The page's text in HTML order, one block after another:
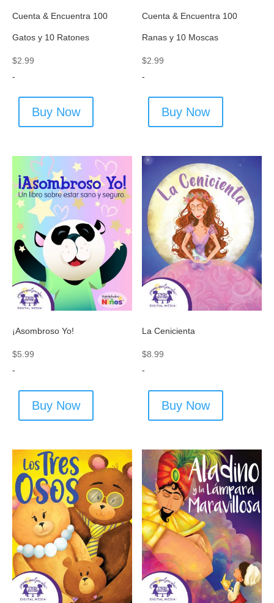
Cuenta & Encuentra 100
Gatos y 10 Ratones
$2.99
-
Buy Now
Cuenta & Encuentra 100
Ranas y 10 Moscas
$2.99
-
Buy Now
¡Asombroso Yo!
$5.99
-
Buy Now
La Cenicienta
$8.99
-
Buy Now